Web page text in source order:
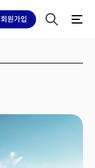
회원가입